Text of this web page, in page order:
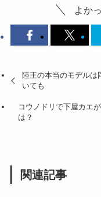
よか
陸王の本当のモデルは
いても
コウノドリで下屋カエ
は？
関連記事